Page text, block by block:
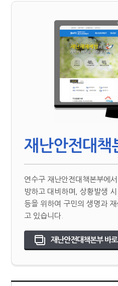
재난안전대책
연수구 재난안전대책본부에
방하고 대비하며, 상황발생
등을 위하여 구민의 생명과
고 있습니다.
재난안전대책본부 바로